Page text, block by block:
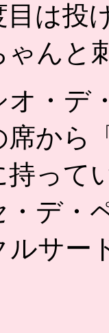
目は投
ゃんと
・デ
席か
持って
・デ・
ルサー